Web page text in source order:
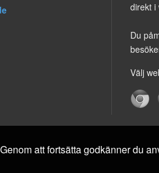
direkt i
Du
Välj
att fortsätta godkänner du